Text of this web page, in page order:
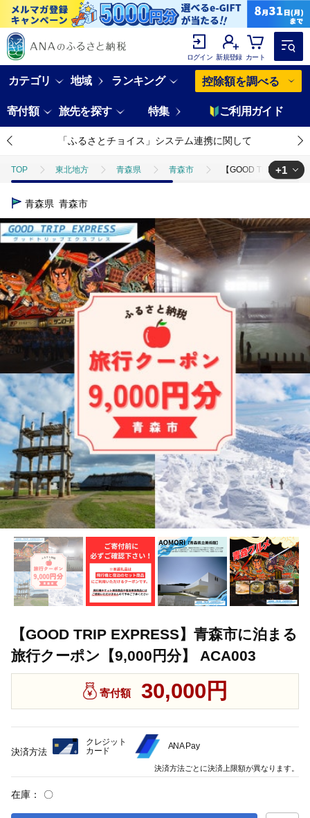
ログイン 新規登録 カート
カテゴリ 地域 ランキング 控除額を調べる
寄付額 旅先を探す 特集 ご利用ガイド
「ふるさとチョイス」システム連携に関して
TOP 東北地方 青森県 青森市 【GOOD TRIP
TOP
+1
青森県 青森市
【GOOD TRIP EXPRESS】青森市に泊まる
旅行クーポン【9,000円分】 ACA003
寄付額 30,000円
在庫： 〇
決済方法
クレジット
カード
ANA Pay
決済方法ごとに決済上限額が異なります。